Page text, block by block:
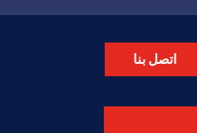
اتصل بنا